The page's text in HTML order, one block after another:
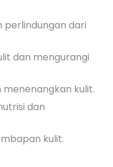
perlindungan dari
dan mengurangi
kulit.
dan
kulit.